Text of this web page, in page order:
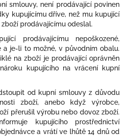
smlouvy, není prodávající povinen
kupujícímu dříve, než mu kupující
prodávajícímu odeslal.
prodávajícímu nepoškozené,
a je-li to možné, v původním obalu.
na zboží je prodávající oprávněn
kupujícího na vrácení kupní
od kupní smlouvy z důvodu
zboží, anebo když výrobce,
přerušil výrobu nebo dovoz zboží.
kupujícího prostřednictví
a vrátí ve lhůtě 14 dnů od